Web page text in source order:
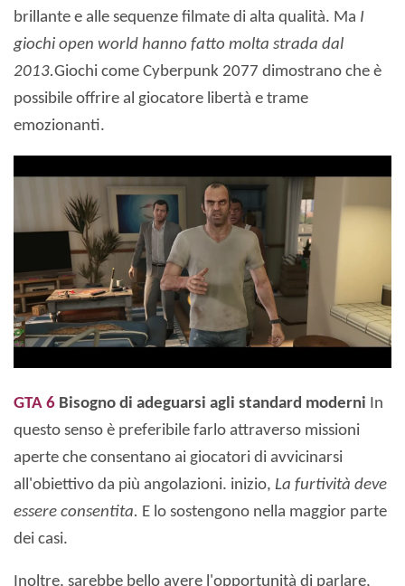
brillante e alle sequenze filmate di alta qualità. Ma I
giochi open world hanno fatto molta strada dal
2013.Giochi come Cyberpunk 2077 dimostrano che è
possibile offrire al giocatore libertà e trame
emozionanti.
GTA 6 Bisogno di adeguarsi agli standard moderni In
questo senso è preferibile farlo attraverso missioni
aperte che consentano ai giocatori di avvicinarsi
all'obiettivo da più angolazioni. inizio, La furtività deve
essere consentita. E lo sostengono nella maggior parte
dei casi.
Inoltre, sarebbe bello avere l'opportunità di parlare,